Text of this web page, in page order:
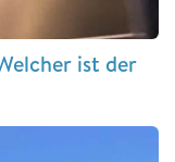
ist der